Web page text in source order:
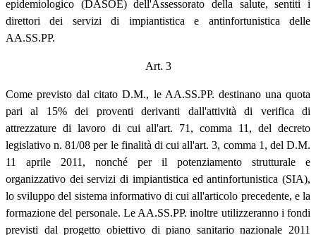
epidemiologico (DASOE) dell'Assessorato della salute, sentiti i
direttori dei servizi di impiantistica e antinfortunistica delle
AA.SS.PP.
Art. 3
Come previsto dal citato D.M., le AA.SS.PP. destinano una quota
pari al 15% dei proventi derivanti dall'attività di verifica di
attrezzature di lavoro di cui all'art. 71, comma 11, del decreto
legislativo n. 81/08 per le finalità di cui all'art. 3, comma 1, del D.M.
11 aprile 2011, nonché per il potenziamento strutturale e
organizzativo dei servizi di impiantistica ed antinfortunistica (SIA),
lo sviluppo del sistema informativo di cui all'articolo precedente, e la
formazione del personale. Le AA.SS.PP. inoltre utilizzeranno i fondi
previsti dal progetto obiettivo di piano sanitario nazionale 2011